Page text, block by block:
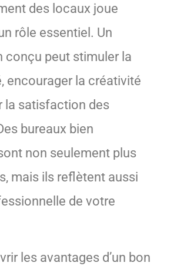
des locaux joue
rôle essentiel. Un
conçu peut stimuler la
encourager la créativité
la satisfaction des
bureaux bien
non seulement plus
mais ils reflètent aussi
de votre
les avantages d’un bon